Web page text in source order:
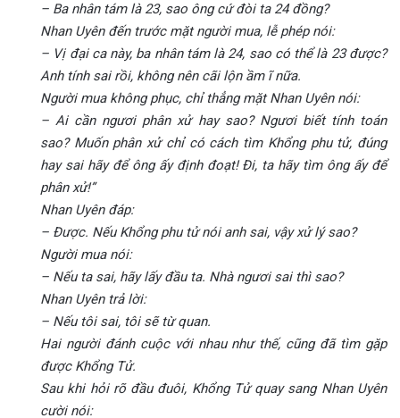
– Ba nhân tám là 23, sao ông cứ đòi ta 24 đồng?
Nhan Uyên đến trước mặt người mua, lễ phép nói:
– Vị đại ca này, ba nhân tám là 24, sao có thể là 23 được?
Anh tính sai rồi, không nên cãi lộn ầm ĩ nữa.
Người mua không phục, chỉ thẳng mặt Nhan Uyên nói:
– Ai cần ngươi phân xử hay sao? Ngươi biết tính toán
sao? Muốn phân xử chỉ có cách tìm Khổng phu tử, đúng
hay sai hãy để ông ấy định đoạt! Đi, ta hãy tìm ông ấy để
phân xử!”
Nhan Uyên đáp:
– Được. Nếu Khổng phu tử nói anh sai, vậy xử lý sao?
Người mua nói:
– Nếu ta sai, hãy lấy đầu ta. Nhà ngươi sai thì sao?
Nhan Uyên trả lời:
– Nếu tôi sai, tôi sẽ từ quan.
Hai người đánh cuộc với nhau như thế, cũng đã tìm gặp
được Khổng Tử.
Sau khi hỏi rõ đầu đuôi, Khổng Tử quay sang Nhan Uyên
cười nói: